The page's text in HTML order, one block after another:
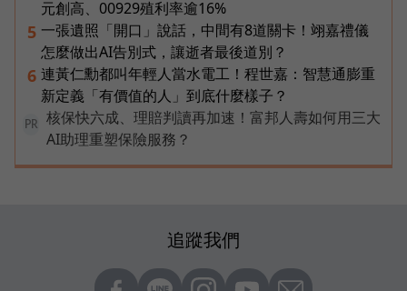
元創高、00929殖利率逾16%
5 一張遺照「開口」說話，中間有8道關卡！翊嘉禮儀
怎麼做出AI告別式，讓逝者最後道別？
6 連黃仁勳都叫年輕人當水電工！程世嘉：智慧通膨重
新定義「有價值的人」到底什麼樣子？
PR
核保快六成、理賠判讀再加速！富邦人壽如何用三大
AI助理重塑保險服務？
追蹤我們